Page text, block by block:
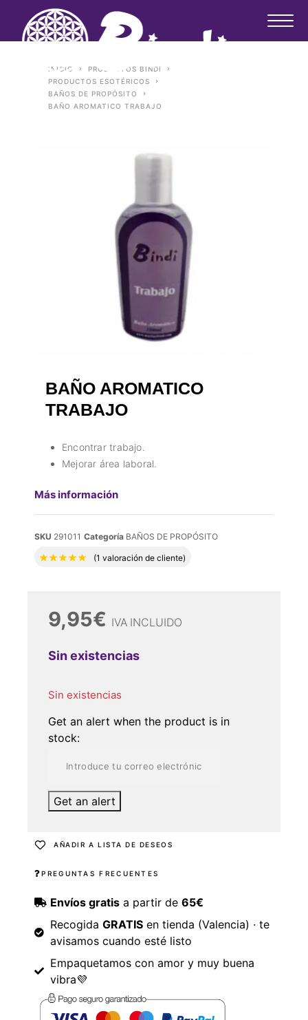
INICIO
PRODUCTOS BINDI
PRODUCTOS ESOTÉRICOS
BAÑOS DE PROPÓSITO
BAÑO AROMATICO TRABAJO
BAÑO AROMATICO
TRABAJO
Encontrar trabajo.
Mejorar área laboral.
Más información
SKU 291011 Categoría BAÑOS DE PROPÓSITO
Valorado con5.00de 5 en base a
(1 valoración de cliente)
9,95€ IVA INCLUIDO
Sin existencias
Sin existencias
Get an alert when the product is in
stock:
Get an alert
AÑADIR A LISTA DE DESEOS
PREGUNTAS FRECUENTES
Envíos gratisa partir de 65€
Recogida GRATISen tienda (Valencia) · te
avisamos cuando esté listo
Empaquetamos con amor y muy buena
vibra💜